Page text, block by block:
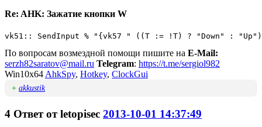
Re: AHK: Зажатие кнопки W
vk51:: SendInput % "{vk57 " ((T := !T) ? "Down" :
По вопросам возмездной помощи пишите на E-Mail:
serzh82saratov@mail.ru Telegram: https://t.me/sergiol982
Win10x64 AhkSpy, Hotkey, ClockGui
+ akkustik
4 Ответ отletopisec 2013-10-01 14:37:49